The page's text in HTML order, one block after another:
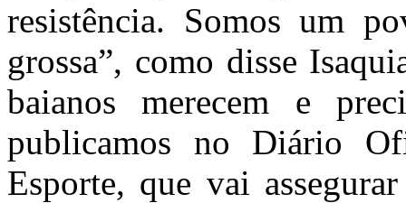
resistência. Somos um
grossa”, como disse
baianos merecem e
publicamos no Diário
Esporte, que vai